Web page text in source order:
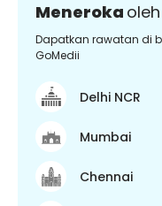
Meneroka
Dapatkan rawatan di
GoMedii
Delhi NCR
Mumbai
Chennai